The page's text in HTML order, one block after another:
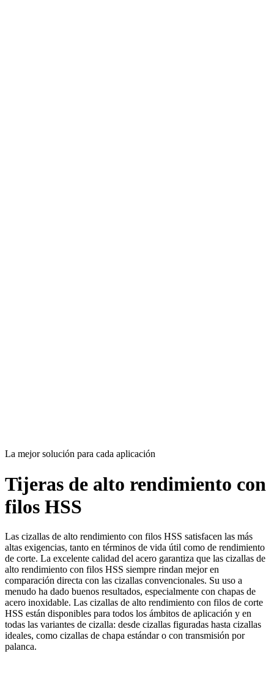
La mejor solución para cada aplicación
Tijeras de alto rendimiento con
filos HSS
Las cizallas de alto rendimiento con filos HSS satisfacen las más
altas exigencias, tanto en términos de vida útil como de rendimiento
de corte. La excelente calidad del acero garantiza que las cizallas de
alto rendimiento con filos HSS siempre rindan mejor en
comparación directa con las cizallas convencionales. Su uso a
menudo ha dado buenos resultados, especialmente con chapas de
acero inoxidable. Las cizallas de alto rendimiento con filos de corte
HSS están disponibles para todos los ámbitos de aplicación y en
todas las variantes de cizalla: desde cizallas figuradas hasta cizallas
ideales, como cizallas de chapa estándar o con transmisión por
palanca.